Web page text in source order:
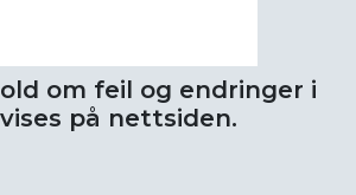
om feil og endringer i
på nettsiden.